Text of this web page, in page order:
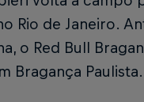
Rio de Janeiro.
o Red Bull
Bragança Paulista.